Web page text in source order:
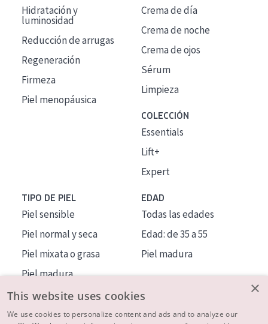
Hidratación y
luminosidad
Reducción de arrugas
Regeneración
Firmeza
Piel menopáusica
Crema de día
Crema de noche
Crema de ojos
Sérum
Limpieza
COLECCIÓN
Essentials
Lift+
Expert
TIPO DE PIEL
Piel sensible
Piel normal y seca
Piel mixata o grasa
Piel madura
Piel expuesta al sol
Piel menopáusica
EDAD
Todas las edades
Edad: de 35 a 55
Piel madura
×
This website uses cookies
We use cookies to personalize content and ads and to analyze our